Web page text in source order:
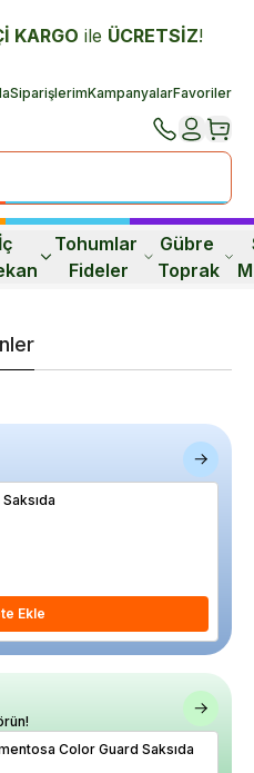
KARGO ile ÜCRETSİZ!
SiparişlerimKampanyalarFavoriler
İç
Tohumlar
Fideler
Gübre
Toprak
Ekle
Color Guard Saksıda